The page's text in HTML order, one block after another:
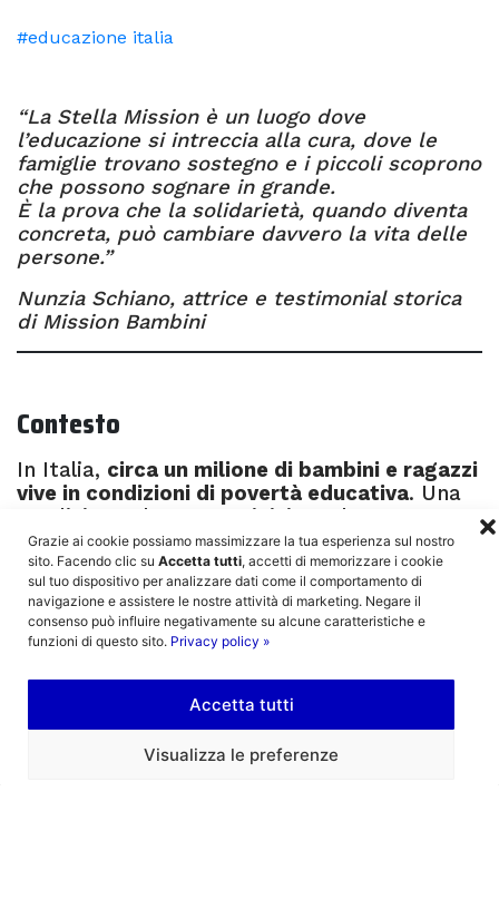
Grazie ai cookie possiamo massimizzare la tua esperienza sul nostro
sito. Facendo clic su Accetta tutti, accetti di memorizzare i cookie
sul tuo dispositivo per analizzare dati come il comportamento di
navigazione e assistere le nostre attività di marketing. Negare il
consenso può influire negativamente su alcune caratteristiche e
funzioni di questo sito. Privacy policy »
Accetta tutti
Visualizza le preferenze
#educazione italia
“La Stella Mission è un luogo dove
l’educazione si intreccia alla cura, dove le
famiglie trovano sostegno e i piccoli scoprono
che possono sognare in grande.
È la prova che la solidarietà, quando diventa
concreta, può cambiare davvero la vita delle
persone.”
Nunzia Schiano, attrice e testimonial storica
di Mission Bambini
Contesto
In Italia, circa un milione di bambini e ragazzi
vive in condizioni di povertà educativa. Una
condizione che spesso inizia molto presto e
si consolida nel tempo. Le difficoltà di
accesso ai servizi per la prima infanzia, la
mancanza di opportunità educative
continuative e il rischio di dispersione
scolastica contribuiscono a crearedivari che,
anno dopo anno, diventano sempre più
difficili da colmare.
partono dalle stesse condizioni. Nella fascia
, l’offerta di servizi educativi è